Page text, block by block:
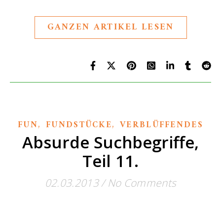
GANZEN ARTIKEL LESEN
FUN, FUNDSTÜCKE, VERBLÜFFENDES
Absurde Suchbegriffe,
Teil 11.
02.03.2013/ No Comments